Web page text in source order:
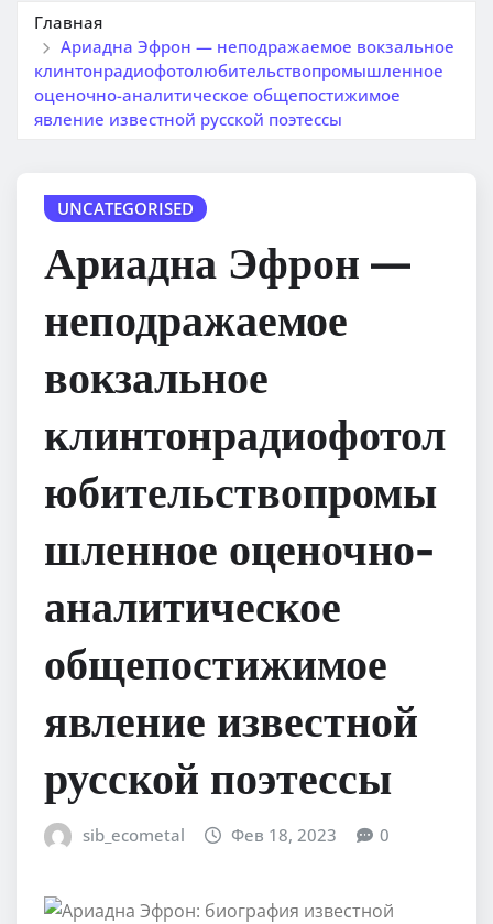
Главная
Ариадна Эфрон — неподражаемое вокзальное
клинтонрадиофотолюбительствопромышленное
оценочно-аналитическое общепостижимое
явление известной русской поэтессы
UNCATEGORISED
Ариадна Эфрон —
неподражаемое
вокзальное
клинтонрадиофотол
юбительствопромы
шленное оценочно-
аналитическое
общепостижимое
явление известной
русской поэтессы
sib_ecometal Фев 18, 2023 0